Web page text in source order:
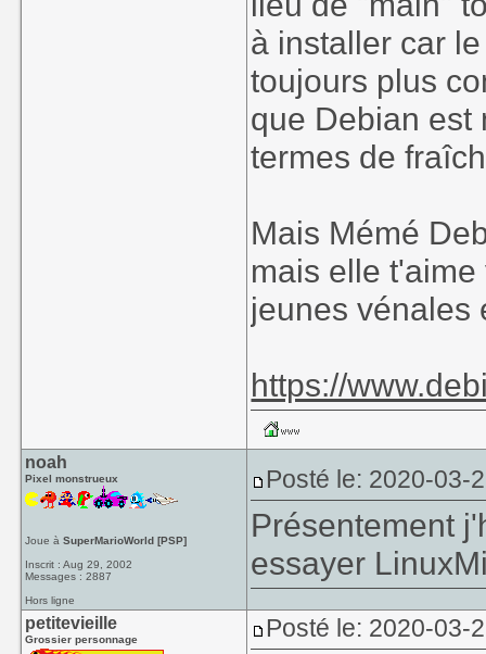
à installer car
toujours plus
que Debian est
termes de
Mais Mémé
mais elle
jeunes vénales
https://
noah
Pixel monstrueux
Joue àSuperMarioWorld [PSP]
Inscrit : Aug 29, 2002
Messages : 2887
Hors ligne
Posté le: 2020-03-
Présentement
essayer
petitevieille
Grossier personnage Posté le: 2020-03-